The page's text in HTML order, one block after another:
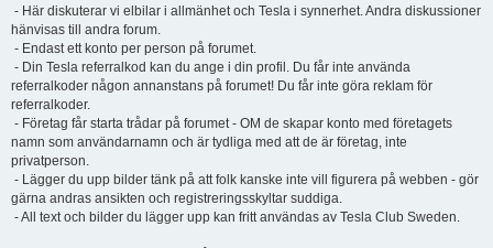
- Här diskuterar vi elbilar i allmänhet och Tesla i synnerhet. Andra diskussioner
hänvisas till andra forum.
- Endast ett konto per person på forumet.
- Din Tesla referralkod kan du ange i din profil. Du får inte använda
referralkoder någon annanstans på forumet! Du får inte göra reklam för
referralkoder.
- Företag får starta trådar på forumet - OM de skapar konto med företagets
namn som användarnamn och är tydliga med att de är företag, inte
privatperson.
- Lägger du upp bilder tänk på att folk kanske inte vill figurera på webben - gör
gärna andras ansikten och registreringsskyltar suddiga.
- All text och bilder du lägger upp kan fritt användas av Tesla Club Sweden.